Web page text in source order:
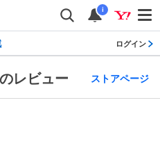
i
ログイン
レビュー ストアページ